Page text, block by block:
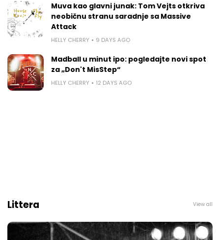
Muva kao glavni junak: Tom Vejts otkriva
neobičnu stranu saradnje sa Massive
Attack
HELLY CHERRY 9 DAYS AGO
Madball u minut ipo: pogledajte novi spot
za „Don't MisStep“
HELLY CHERRY 12 DAYS AGO
Littera View all